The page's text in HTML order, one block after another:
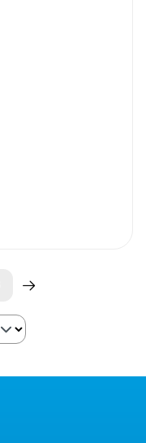
Página